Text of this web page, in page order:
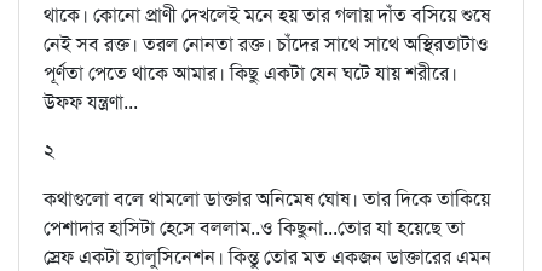
থাকে। কোনো প্রাণী দেখলেই মনে হয় তার গলায় দাঁত বসিয়ে শুষে
নেই সব রক্ত। তরল নোনতা রক্ত। চাঁদের সাথে সাথে অস্থিরতাটাও
পূর্ণতা পেতে থাকে আমার। কিছু একটা যেন ঘটে যায় শরীরে।
উফফ যন্ত্রণা...
২
কথাগুলো বলে থামলো ডাক্তার অনিমেষ ঘোষ। তার দিকে তাকিয়ে
পেশাদার হাসিটা হেসে বললাম..ও কিছুনা...তোর যা হয়েছে তা
স্রেফ একটা হ্যালুসিনেশন। কিন্তু তোর মত একজন ডাক্তারের এমন